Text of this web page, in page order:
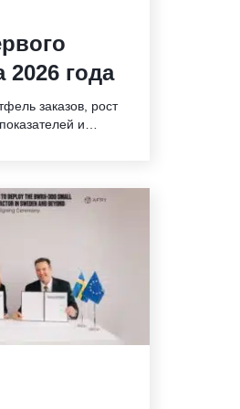
2026 года
заказов, рост
и
— плюс 24%
8 734 млн
млн долларов
20,4%
EBITA1 — […]